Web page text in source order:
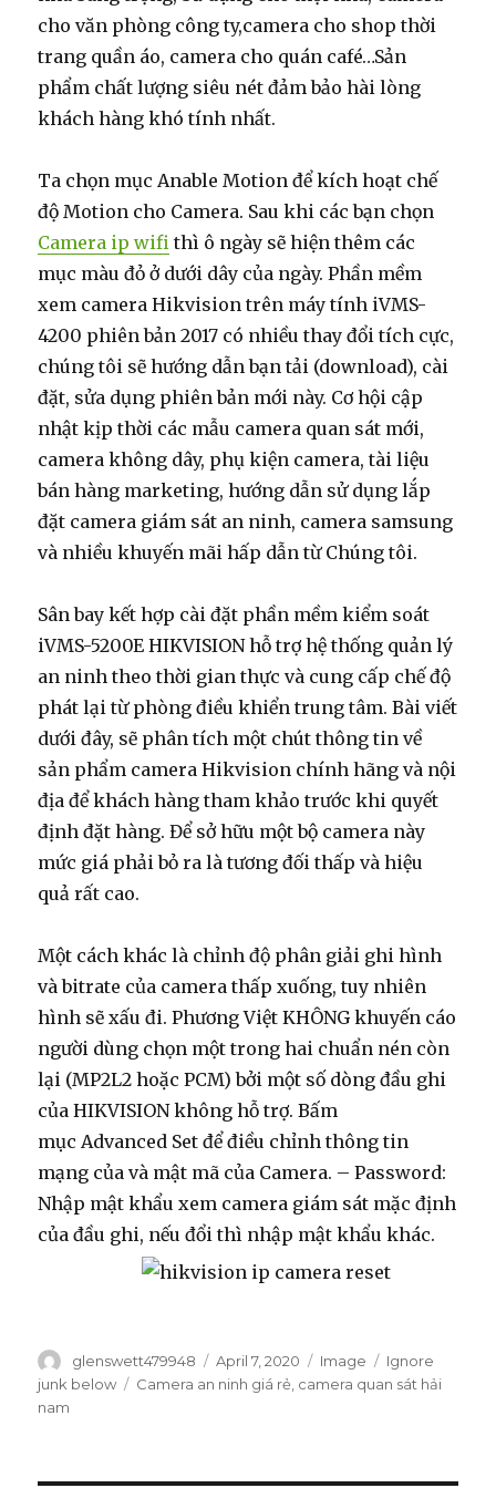
cho văn phòng công ty,camera cho shop thời
trang quần áo, camera cho quán café…Sản
phẩm chất lượng siêu nét đảm bảo hài lòng
khách hàng khó tính nhất.
Ta chọn mục Anable Motion để kích hoạt chế
độ Motion cho Camera. Sau khi các bạn chọn
Camera ip wifi thì ô ngày sẽ hiện thêm các
mục màu đỏ ở dưới dây của ngày. Phần mềm
xem camera Hikvision trên máy tính iVMS-
4200 phiên bản 2017 có nhiều thay đổi tích cực,
chúng tôi sẽ hướng dẫn bạn tải (download), cài
đặt, sửa dụng phiên bản mới này. Cơ hội cập
nhật kịp thời các mẫu camera quan sát mới,
camera không dây, phụ kiện camera, tài liệu
bán hàng marketing, hướng dẫn sử dụng lắp
đặt camera giám sát an ninh, camera samsung
và nhiều khuyến mãi hấp dẫn từ Chúng tôi.
Sân bay kết hợp cài đặt phần mềm kiểm soát
iVMS-5200E HIKVISION hỗ trợ hệ thống quản lý
an ninh theo thời gian thực và cung cấp chế độ
phát lại từ phòng điều khiển trung tâm. Bài viết
dưới đây, sẽ phân tích một chút thông tin về
sản phẩm camera Hikvision chính hãng và nội
địa để khách hàng tham khảo trước khi quyết
định đặt hàng. Để sở hữu một bộ camera này
mức giá phải bỏ ra là tương đối thấp và hiệu
quả rất cao.
Một cách khác là chỉnh độ phân giải ghi hình
và bitrate của camera thấp xuống, tuy nhiên
hình sẽ xấu đi. Phương Việt KHÔNG khuyến cáo
người dùng chọn một trong hai chuẩn nén còn
lại (MP2L2 hoặc PCM) bởi một số dòng đầu ghi
của HIKVISION không hỗ trợ. Bấm
mục Advanced Set để điều chỉnh thông tin
mạng của và mật mã của Camera. – Password:
Nhập mật khẩu xem camera giám sát mặc định
của đầu ghi, nếu đổi thì nhập mật khẩu khác.
Author
glenswett479948
Posted
on
April 7, 2020 Format
Image Categories
Ignore
junk below
Tags
Camera an ninh giá rẻ camera quan sát hải
nam